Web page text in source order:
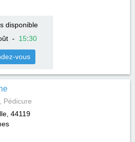
disponible
- 15:30
vous
Pédicure
44119